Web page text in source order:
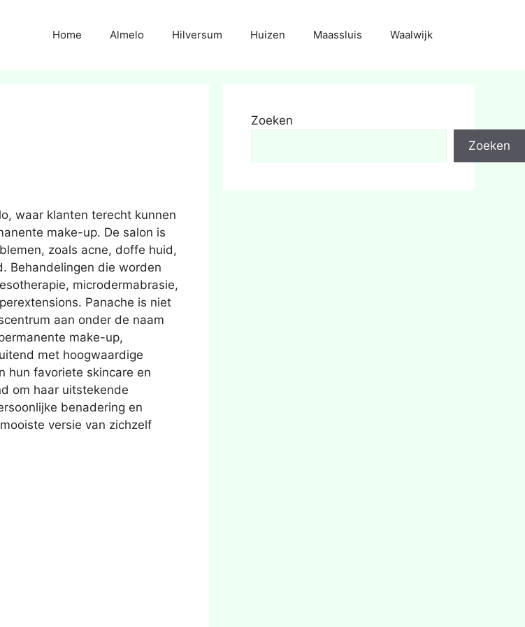
Home Almelo Hilversum Huizen Maassluis Waalwijk
waar klanten terecht kunnen
make-up. De salon is
zoals acne, doffe huid,
Behandelingen die worden
microdermabrasie,
Panache is niet
aan onder de naam
make-up,
met hoogwaardige
hun favoriete skincare en
om haar uitstekende
benadering en
versie van zichzelf
Zoeken
Zoeken